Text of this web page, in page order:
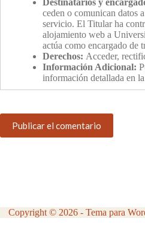
Destinatarios y
ceden o comunican datos
servicio. El Titular ha
alojamiento web a
actúa como encargado de
Derechos: Acceder,
Información Adicional:
información detallada en la
Publicar el comentario
Copyright © 2026 - Tema para